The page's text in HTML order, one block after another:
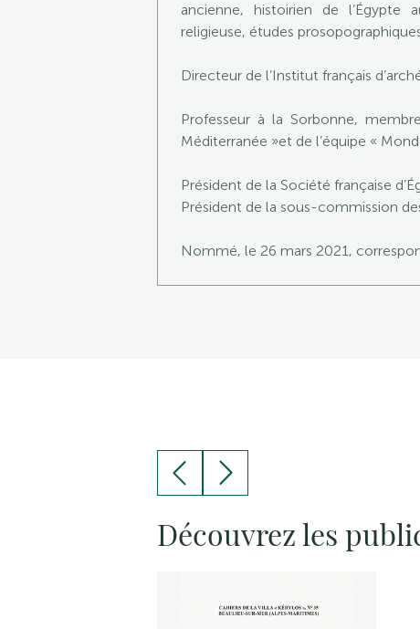
ancienne, histoirien de l’Égypte
religieuse, études
Directeur de l’Institut français
Professeur à la Sorbonne,
Méditerranée »et de l’équipe «
Président de la Société française
Président de la sous-commission
Nommé, le 26 mars 2021,
Découvrez les